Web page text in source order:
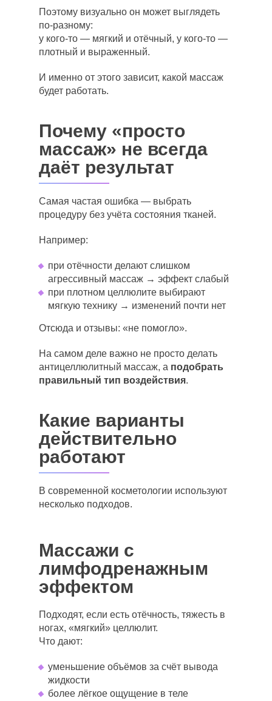
Поэтому визуально он может выглядеть
по-разному:
у кого-то — мягкий и отёчный, у кого-то —
плотный и выраженный.
И именно от этого зависит, какой массаж
будет работать.
Почему «просто
массаж» не всегда
даёт результат
Самая частая ошибка — выбрать
процедуру без учёта состояния тканей.
Например:
при отёчности делают слишком
агрессивный массаж → эффект слабый
при плотном целлюлите выбирают
мягкую технику → изменений почти нет
Отсюда и отзывы: «не помогло».
На самом деле важно не просто делать
антицеллюлитный массаж, а подобрать
правильный тип воздействия.
Какие варианты
действительно
работают
В современной косметологии используют
несколько подходов.
Массажи с
лимфодренажным
эффектом
Подходят, если есть отёчность, тяжесть в
ногах, «мягкий» целлюлит.
Что дают:
уменьшение объёмов за счёт вывода
жидкости
более лёгкое ощущение в теле